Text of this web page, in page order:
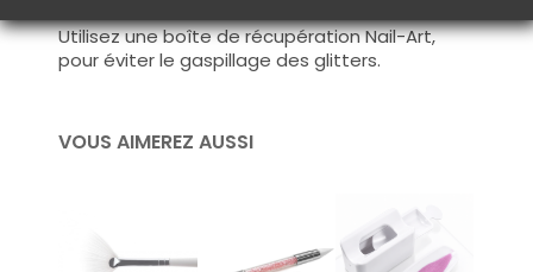
Utilisez une boîte de récupération Nail-Art,
pour éviter le gaspillage des glitters.
VOUS AIMEREZ AUSSI